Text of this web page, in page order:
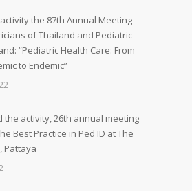
the 87th Annual Meeting
of Thailand and Pediatric
“Pediatric Health Care: From
to Endemic”
the activity, 26th annual meeting
Best Practice in Ped ID at The
Pattaya